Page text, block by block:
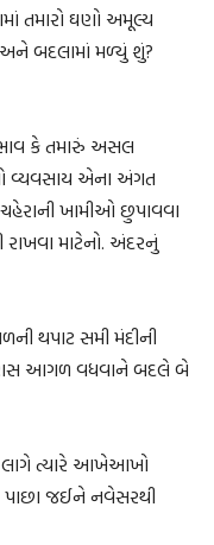
તમારો ઘણો અમૂલ્ય
બદલામાં મળ્યું શું?
કે તમારું અસલ
વ્યવસાય એના અંગત
ખામીઓ છુપાવવા
માટેનો. અંદરનું
થપાટ સમી મંદીની
આગળ વધવાને બદલે બે
લાગે ત્યારે આખેઆખો
પાછા જઈને નવેસરથી